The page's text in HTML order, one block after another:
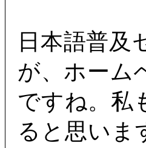
日本語普及
が、ホーム
ですね。私
ると思いま